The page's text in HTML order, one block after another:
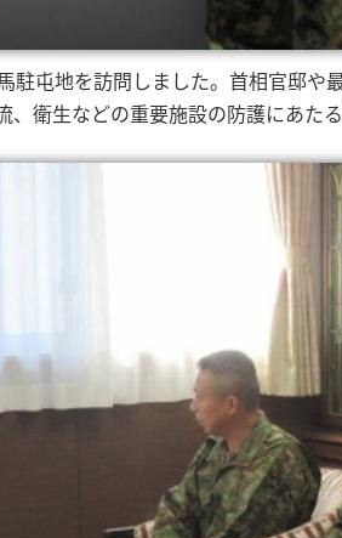
屯地を訪問しました。首相官邸や
衛生などの重要施設の防護にあた